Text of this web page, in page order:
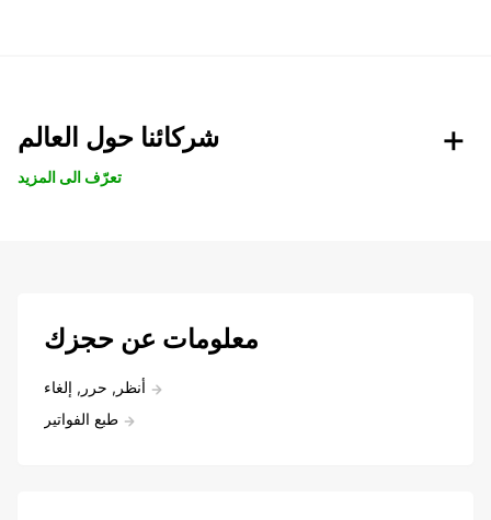
شركائنا حول العالم
تعرّف الى المزيد
معلومات عن حجزك
أنظر, حرر, إلغاء
طبع الفواتير